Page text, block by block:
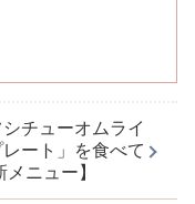
チューオムライ
ート」を食べて
ニュー】